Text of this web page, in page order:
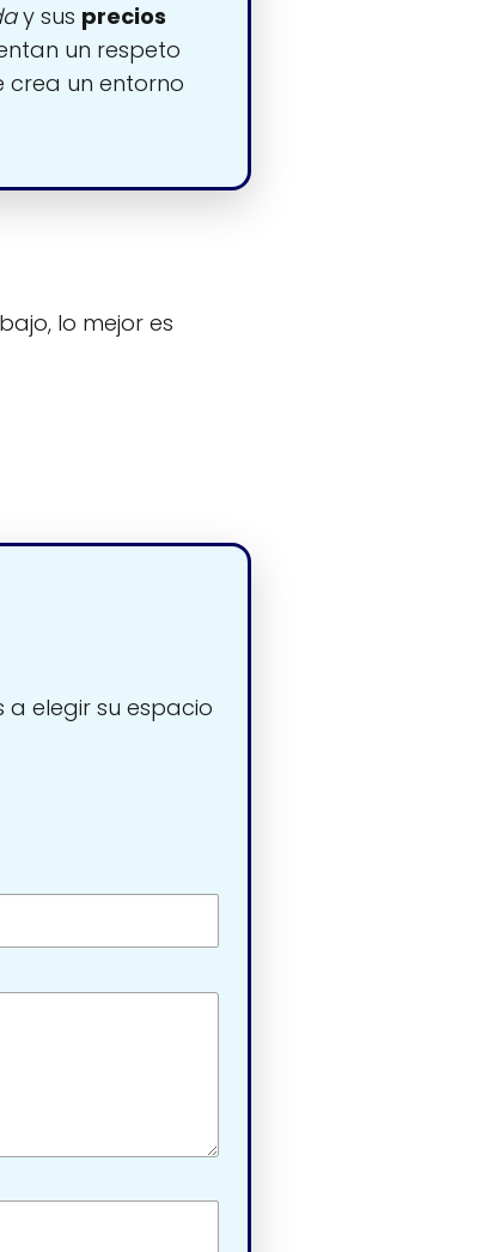
y sus precios
un respeto
crea un entorno
lo mejor es
elegir su espacio